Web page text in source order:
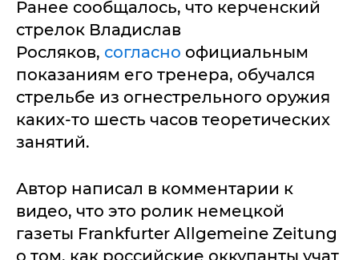
Ранее сообщалось, что керченский
стрелок Владислав
Росляков, согласно официальным
показаниям его тренера, обучался
стрельбе из огнестрельного оружия
каких-то шесть часов теоретических
занятий.
Автор написал в комментарии к
видео, что это ролик немецкой
газеты Frankfurter Allgemeine Zeitung
о том, как российские оккупанты учат